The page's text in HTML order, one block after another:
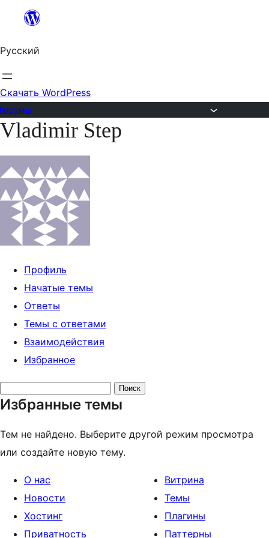
Перейти
содержимому
Русский
Скачать WordPress
Перейти
Vladimir Step
Профиль
Начатые темы
Ответы
Темы с ответами
Взаимодействия
Избранное
тем:
Избранные темы
Тем не найдено. Выберите другой режим просмотра
или создайте новую тему.
О нас
Новости
Хостинг
Приватность
Витрина
Темы
Плагины
Паттерны